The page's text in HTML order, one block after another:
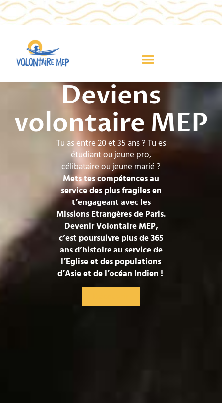
Deviens
volontaire MEP
Tu as entre 20 et 35 ans ? Tu es
étudiant ou jeune pro,
célibataire ou jeune marié ?
Mets tes compétences au
service des plus fragiles en
t’engageant avec les
Missions Etrangères de Paris.
Devenir Volontaire MEP,
c’est poursuivre plus de 365
ans d’histoire au service de
l’Eglise et des populations
d’Asie et de l’océan Indien !